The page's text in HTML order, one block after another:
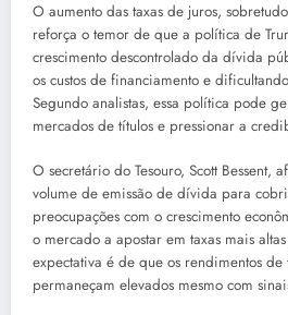
O aumento das taxas de juros,
reforça o temor de que a política de
crescimento descontrolado da dívida
os custos de financiamento e
Segundo analistas, essa política pode
mercados de títulos e pressionar a
O secretário do Tesouro, Scott Bessent,
volume de emissão de dívida para
preocupações com o crescimento
o mercado a apostar em taxas mais
expectativa é de que os rendimentos
permaneçam elevados mesmo com